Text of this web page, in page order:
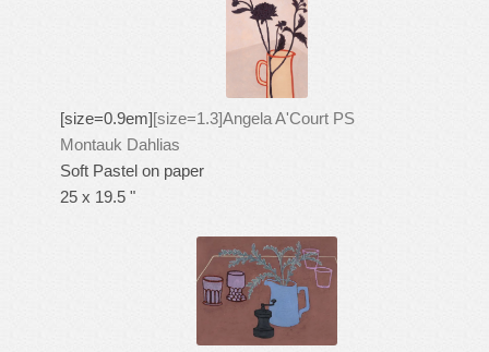
[size=0.9em][size=1.3]Angela A'Court PS
Montauk Dahlias
Soft Pastel on paper
25 x 19.5 "